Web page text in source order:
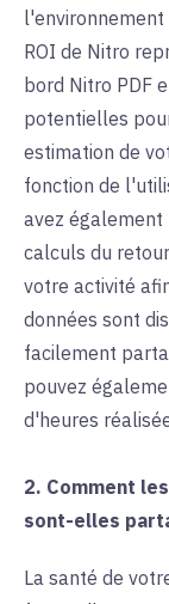
ROI de Nitro
bord Nitro PDF
potentielles
estimation de
fonction de
avez
calculs du
votre activité
données sont
facilement
pouvez
d'heures
2. Comment
sont-elles
La santé de